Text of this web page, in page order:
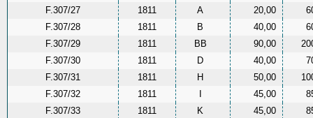
F.307/27
1811 A 20,00
F.307/28
1811 B 40,00
F.307/29
1811 BB 90,00
F.307/30
1811 D 40,00
F.307/31
1811 H 50,00
F.307/32
1811 I 45,00
F.307/33
1811 K 45,00